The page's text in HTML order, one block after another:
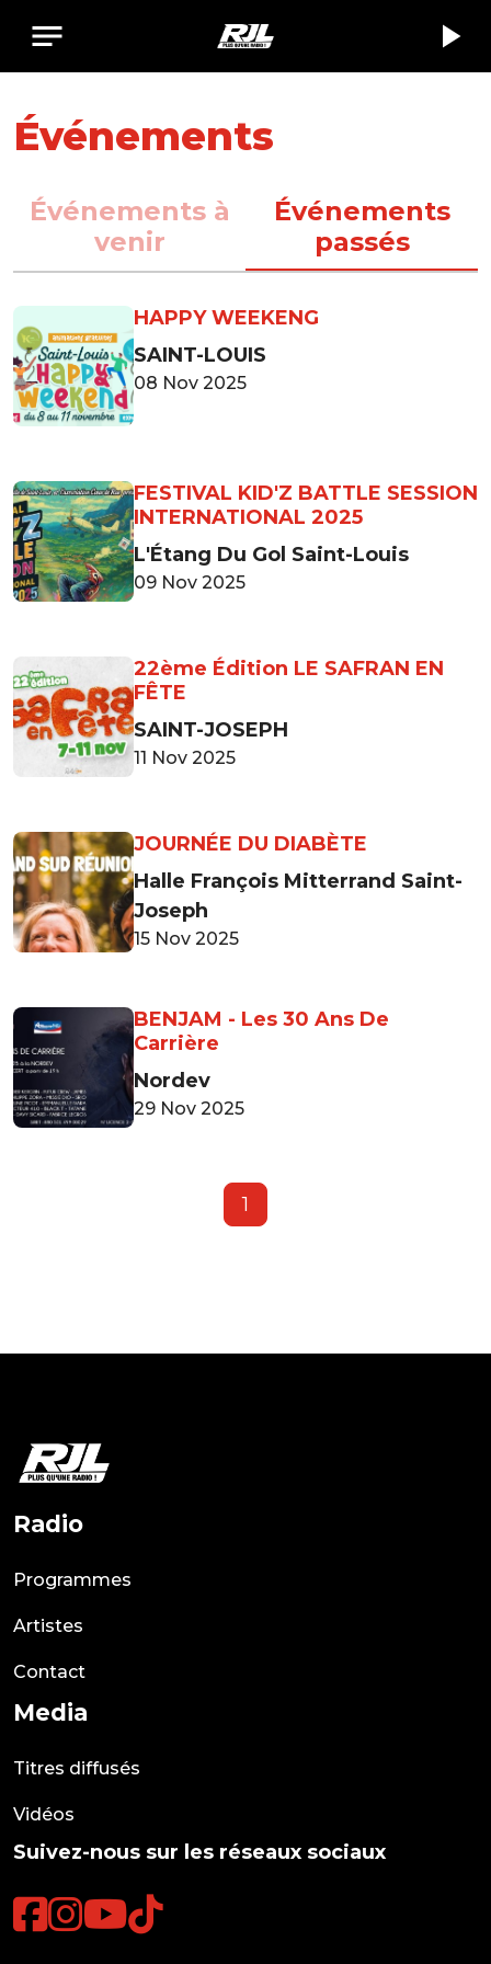
notes play_arrow
Événements
Événements à
venir
Événements
passés
HAPPY WEEKENG
SAINT-LOUIS
08 Nov 2025
FESTIVAL KID'Z BATTLE SESSION
INTERNATIONAL 2025
L'Étang Du Gol Saint-Louis
09 Nov 2025
22ème Édition LE SAFRAN EN
FÊTE
SAINT-JOSEPH
11 Nov 2025
JOURNÉE DU DIABÈTE
Halle François Mitterrand Saint-
Joseph
15 Nov 2025
BENJAM - Les 30 Ans De
Carrière
Nordev
29 Nov 2025
1
Radio
Programmes
Artistes
Contact
Media
Titres diffusés
Vidéos
Suivez-nous sur les réseaux sociaux